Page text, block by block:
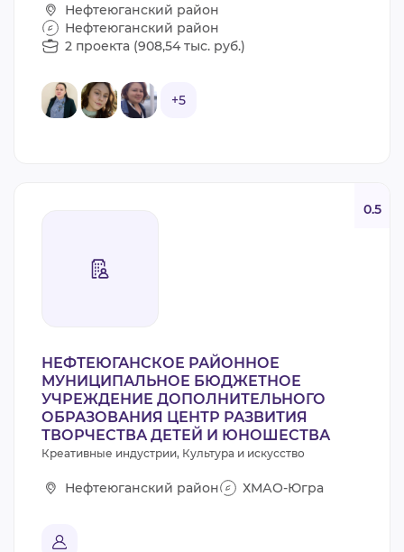
Нефтеюганский район
Нефтеюганский район
2 проекта (908,54 тыс. руб.)
+5
0.5
НЕФТЕЮГАНСКОЕ РАЙОННОЕ
МУНИЦИПАЛЬНОЕ БЮДЖЕТНОЕ
УЧРЕЖДЕНИЕ ДОПОЛНИТЕЛЬНОГО
ОБРАЗОВАНИЯ ЦЕНТР РАЗВИТИЯ
ТВОРЧЕСТВА ДЕТЕЙ И ЮНОШЕСТВА
Креативные индустрии, Культура и искусство
Нефтеюганский район ХМАО-Югра